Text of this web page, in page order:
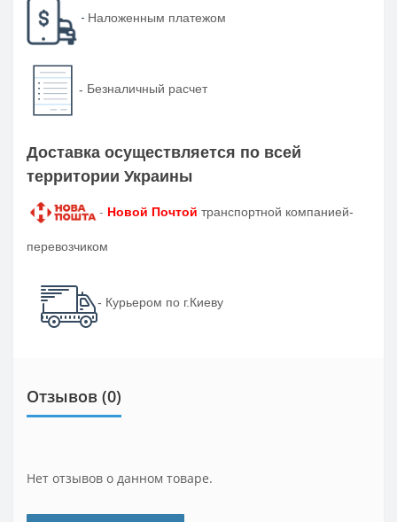
- Наложенным платежом
- Безналичный расчет
Доставка осуществляется по всей
территории Украины
- Новой Почтой транспортной компанией-
перевозчиком
- Курьером по г.Киеву
Отзывов (0)
Нет отзывов о данном товаре.